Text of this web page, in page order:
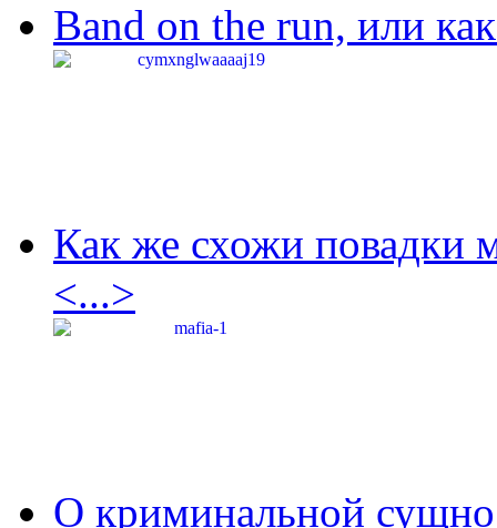
Band on the run, или
Как же схожи повадки
<...>
О криминальной